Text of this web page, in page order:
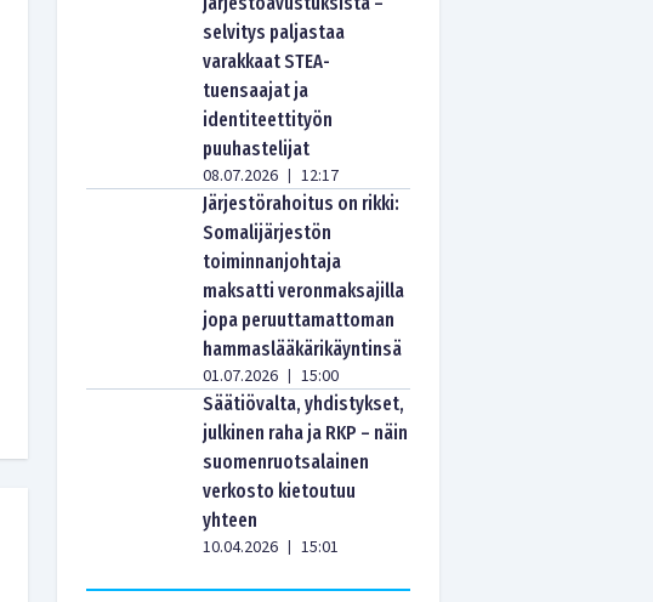
selvitys paljastaa
varakkaat STEA-
tuensaajat ja
identiteettityön
puuhastelijat
08.07.2026 | 12:17
Järjestörahoitus on rikki:
Somalijärjestön
toiminnanjohtaja
maksatti veronmaksajilla
jopa peruuttamattoman
hammaslääkärikäyntinsä
01.07.2026 | 15:00
Säätiövalta, yhdistykset,
julkinen raha ja RKP – näin
suomenruotsalainen
verkosto kietoutuu
yhteen
10.04.2026 | 15:01